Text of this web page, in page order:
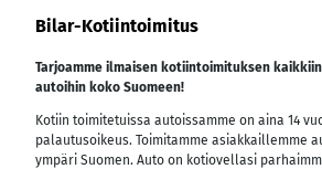
Bilar-Kotiintoimitus
Tarjoamme ilmaisen kotiintoimituksen
autoihin koko Suomeen!
Kotiin toimitetuissa autoissamme on aina 14
palautusoikeus. Toimitamme asiakkaillemme
ympäri Suomen. Auto on kotiovellasi